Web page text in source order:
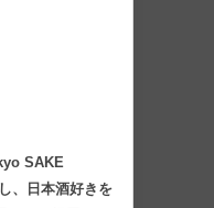
SAKE
、日本酒好きを